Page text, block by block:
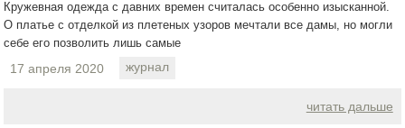
Кружевная одежда с давних времен считалась особенно изысканной.
О платье с отделкой из плетеных узоров мечтали все дамы, но могли
себе его позволить лишь самые
17 апреля 2020 журнал
читать дальше